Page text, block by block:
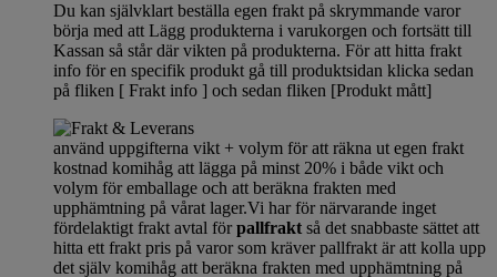
Du kan självklart beställa egen frakt på skrymmande varor
börja med att Lägg produkterna i varukorgen och fortsätt till
Kassan så står där vikten på produkterna. För att hitta frakt
info för en specifik produkt gå till produktsidan klicka sedan
på fliken [ Frakt info ] och sedan fliken [Produkt mått]
använd uppgifterna vikt + volym för att räkna ut egen frakt
kostnad komihåg att lägga på minst 20% i både vikt och
volym för emballage och att beräkna frakten med
upphämtning på vårat lager.Vi har för närvarande inget
fördelaktigt frakt avtal förpallfrakt så det snabbaste sättet att
hitta ett frakt pris på varor som kräver pallfrakt är att kolla upp
det själv komihåg att beräkna frakten med upphämtning på